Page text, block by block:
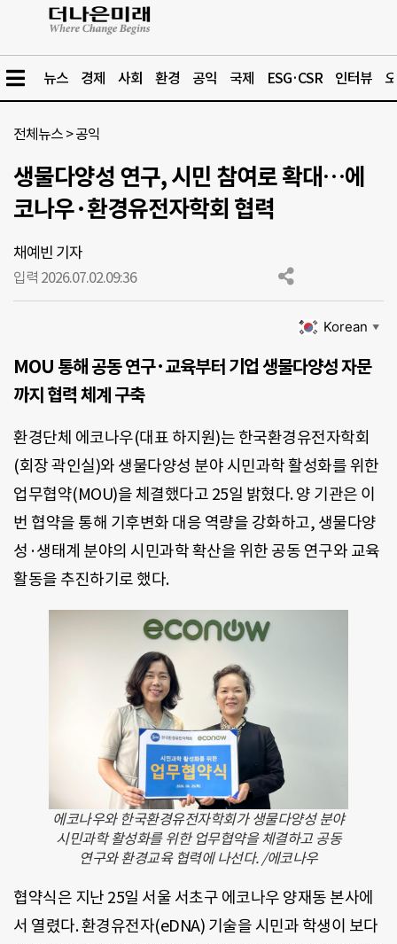
뉴스 경제 사회 환경 공익 국제 ESG·CSR 인터뷰
전체뉴스 >공익
생물다양성 연구, 시민 참여로 확대…에
코나우·환경유전자학회 협력
채예빈 기자
입력 2026.07.02.09:36
Korean ▼
MOU 통해 공동 연구·교육부터 기업 생물다양성 자문
까지 협력 체계 구축
환경단체 에코나우(대표 하지원)는 한국환경유전자학회
(회장 곽인실)와 생물다양성 분야 시민과학 활성화를 위한
업무협약(MOU)을 체결했다고 25일 밝혔다. 양 기관은 이
번 협약을 통해 기후변화 대응 역량을 강화하고, 생물다양
성·생태계 분야의 시민과학 확산을 위한 공동 연구와 교육
활동을 추진하기로 했다.
에코나우와 한국환경유전자학회가 생물다양성 분야
시민과학 활성화를 위한 업무협약을 체결하고 공동
연구와 환경교육 협력에 나선다. /에코나우
협약식은 지난 25일 서울 서초구 에코나우 양재동 본사에
서 열렸다. 환경유전자(eDNA) 기술을 시민과 학생이 보다